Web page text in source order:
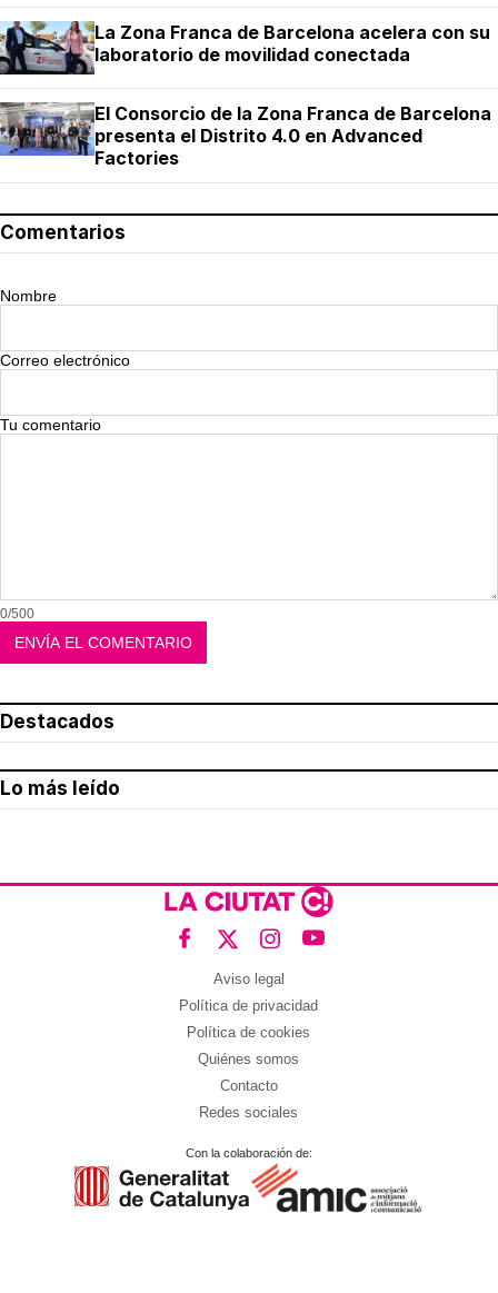
La Zona Franca de Barcelona acelera con su
laboratorio de movilidad conectada
El Consorcio de la Zona Franca de Barcelona
presenta el Distrito 4.0 en Advanced
Factories
Comentarios
Nombre
Correo electrónico
Tu comentario
0/500
Destacados
Lo más leído
Aviso legal
Política de privacidad
Política de cookies
Quiénes somos
Contacto
Redes sociales
Con la colaboración de: